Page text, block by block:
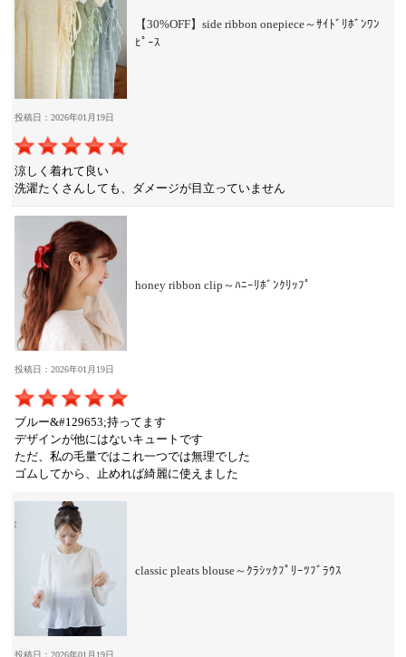
【30%OFF】side ribbon onepiece～ｻｲﾄﾞﾘﾎﾞﾝﾜﾝ
ﾋﾟｰｽ
投稿日：2026年01月19日
涼しく着れて良い
洗濯たくさんしても、ダメージが目立っていません
honey ribbon clip～ﾊﾆｰﾘﾎﾞﾝｸﾘｯﾌﾟ
投稿日：2026年01月19日
ブルー&#129653;持ってます
デザインが他にはないキュートです
ただ、私の毛量ではこれ一つでは無理でした
ゴムしてから、止めれば綺麗に使えました
classic pleats blouse～ｸﾗｼｯｸﾌﾟﾘｰﾂﾌﾞﾗｳｽ